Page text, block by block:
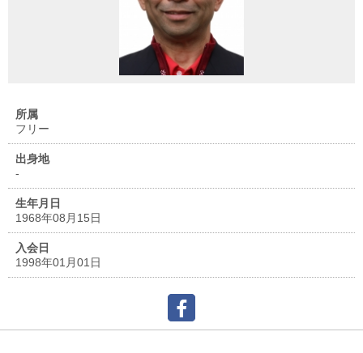
所属
フリー
出身地
-
生年月日
1968年08月15日
入会日
1998年01月01日